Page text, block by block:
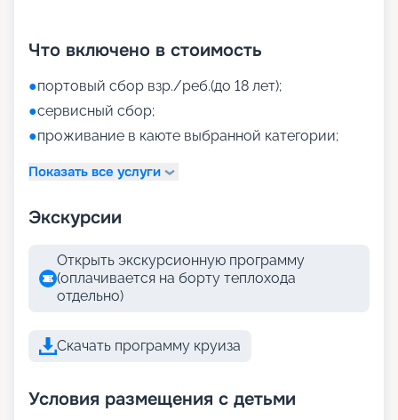
Что включено в стоимость
●портовый сбор взр./реб.(до 18 лет);
●сервисный сбор;
●проживание в каюте выбранной категории;
Показать все услуги
Экскурсии
Открыть экскурсионную программу
(оплачивается на борту теплохода
отдельно)
Скачать программу круиза
Условия размещения с детьми